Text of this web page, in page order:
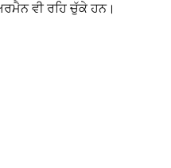
ਵੀ ਰਹਿ ਚੁੱਕੇ ਹਨ।